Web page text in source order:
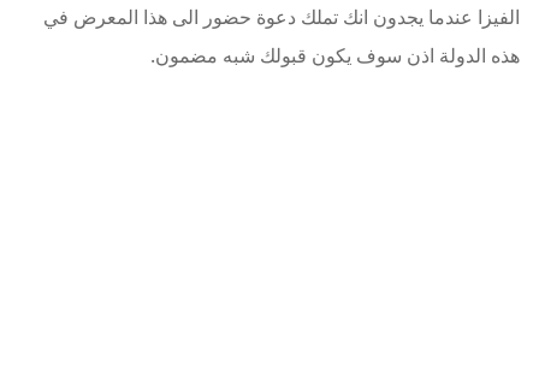
الفيزا عندما يجدون انك تملك دعوة حضور الى هذا المعرض في
هذه الدولة اذن سوف يكون قبولك شبه مضمون.